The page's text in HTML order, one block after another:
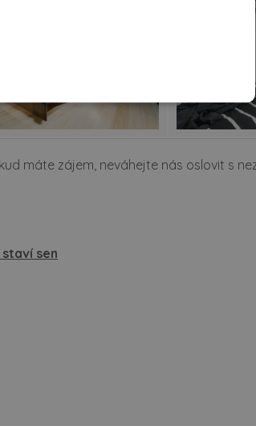
máte zájem, neváhejte nás oslovit s
sen